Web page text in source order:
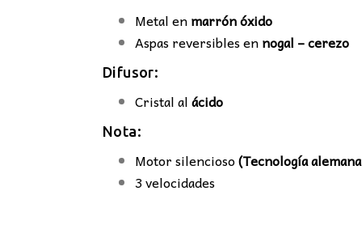
Metal enmarrón óxido
Aspas reversibles ennogal – cerezo
Difusor:
Cristal alácido
Nota:
Motor silencioso(Tecnología
3 velocidades